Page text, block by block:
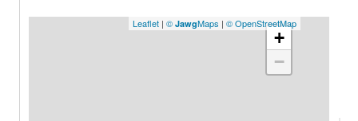
+
−
Leaflet | © JawgMaps | © OpenStreetMap